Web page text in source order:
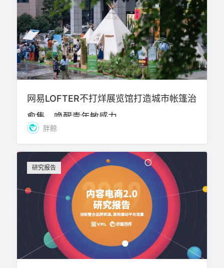
网易LOFTER不打烊展览馆打造城市帐篷治
愈集，唤醒青年敏感力
胖鲸
研究报告